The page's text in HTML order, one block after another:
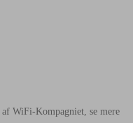
WiFi-Kompagniet, se mere